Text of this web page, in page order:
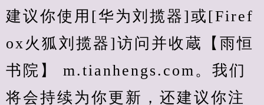
建议你使用[华为刘揽器]或[Firef
ox火狐刘揽器]访问并收蔵【雨恒
书院】 m.tianhengs.com。我们
将会持续为你更新，还建议你注